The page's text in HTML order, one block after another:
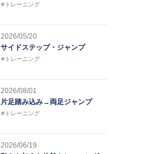
#トレーニング
2026/05/20
サイドステップ・ジャンプ
#トレーニング
2026/08/01
片足踏み込み→両足ジャンプ
#トレーニング
2026/06/19